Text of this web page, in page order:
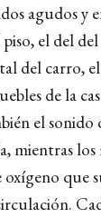
agudos y
piso, el del
del carro,
de la
el sonido
mientras
que